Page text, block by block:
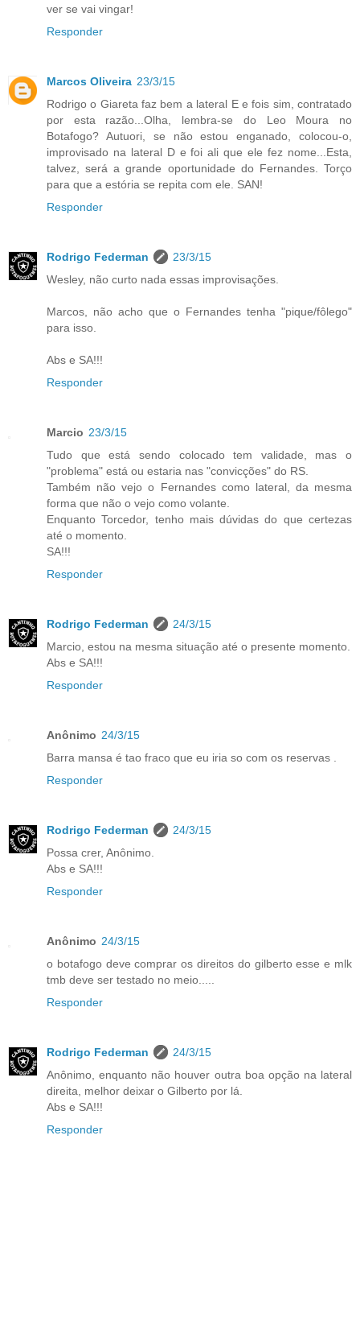
ver se vai vingar!
Responder
Marcos Oliveira 23/3/15
Rodrigo o Giareta faz bem a lateral E e fois sim, contratado
por esta razão...Olha, lembra-se do Leo Moura no
Botafogo? Autuori, se não estou enganado, colocou-o,
improvisado na lateral D e foi ali que ele fez nome...Esta,
talvez, será a grande oportunidade do Fernandes. Torço
para que a estória se repita com ele. SAN!
Responder
Rodrigo Federman
23/3/15
Wesley, não curto nada essas improvisações.
Marcos, não acho que o Fernandes tenha "pique/fôlego"
para isso.
Abs e SA!!!
Responder
Marcio 23/3/15
Tudo que está sendo colocado tem validade, mas o
"problema" está ou estaria nas "convicções" do RS.
Também não vejo o Fernandes como lateral, da mesma
forma que não o vejo como volante.
Enquanto Torcedor, tenho mais dúvidas do que certezas
até o momento.
SA!!!
Responder
Rodrigo Federman
24/3/15
Marcio, estou na mesma situação até o presente momento.
Abs e SA!!!
Responder
Anônimo 24/3/15
Barra mansa é tao fraco que eu iria so com os reservas .
Responder
Rodrigo Federman
24/3/15
Possa crer, Anônimo.
Abs e SA!!!
Responder
Anônimo 24/3/15
o botafogo deve comprar os direitos do gilberto esse e mlk
tmb deve ser testado no meio.....
Responder
Rodrigo Federman
24/3/15
Anônimo, enquanto não houver outra boa opção na lateral
direita, melhor deixar o Gilberto por lá.
Abs e SA!!!
Responder